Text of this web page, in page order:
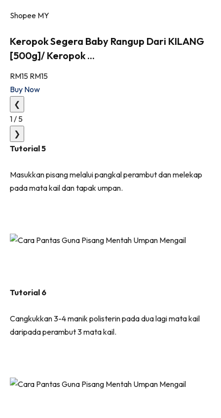
Shopee MY
Keropok Segera Baby Rangup Dari KILANG
[500g]/ Keropok ...
RM15 RM15
Buy Now
❮
1 / 5
❯
Tutorial 5
Masukkan pisang melalui pangkal perambut dan melekap
pada mata kail dan tapak umpan.
Tutorial 6
Cangkukkan 3-4 manik polisterin pada dua lagi mata kail
daripada perambut 3 mata kail.